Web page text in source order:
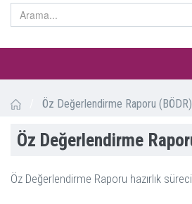
Öz Değerlendirme Raporu (BÖDR)
Öz Değerlendirme
Öz Değerlendirme Raporu hazırlık